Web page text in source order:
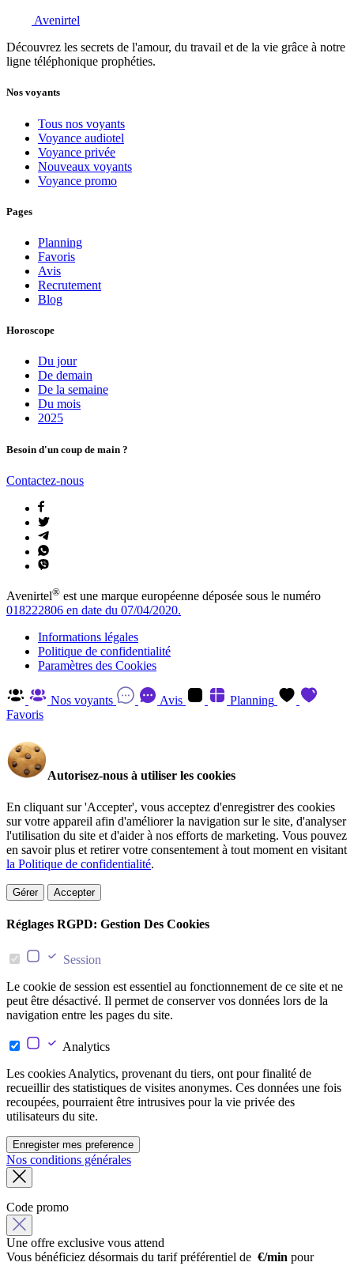
Avenirtel
Découvrez les secrets de l'amour, du travail et de la vie grâce à notre
ligne téléphonique prophéties.
Nos voyants
Tous nos voyants
Voyance audiotel
Voyance privée
Nouveaux voyants
Voyance promo
Pages
Planning
Favoris
Avis
Recrutement
Blog
Horoscope
Du jour
De demain
De la semaine
Du mois
2025
Besoin d'un coup de main ?
Contactez-nous
Avenirtel® est une marque européenne déposée sous le numéro
018222806 en date du 07/04/2020.
Informations légales
Politique de confidentialité
Paramètres des Cookies
Nos voyants Avis
Planning
Favoris
Autorisez-nous à utiliser les cookies
En cliquant sur 'Accepter', vous acceptez d'enregistrer des cookies
sur votre appareil afin d'améliorer la navigation sur le site, d'analyser
l'utilisation du site et d'aider à nos efforts de marketing. Vous pouvez
en savoir plus et retirer votre consentement à tout moment en visitant
la Politique de confidentialité.
Gérer Accepter
Réglages RGPD: Gestion Des Cookies
Session
Le cookie de session est essentiel au fonctionnement de ce site et ne
peut être désactivé. Il permet de conserver vos données lors de la
navigation entre les pages du site.
Analytics
Les cookies Analytics, provenant du tiers, ont pour finalité de
recueillir des statistiques de visites anonymes. Ces données une fois
recoupées, pourraient être intrusives pour la vie privée des
utilisateurs du site.
Enregister mes preference
Nos conditions générales
Code promo
Une offre exclusive vous attend
Vous bénéficiez désormais du tarif préférentiel de €/min pour